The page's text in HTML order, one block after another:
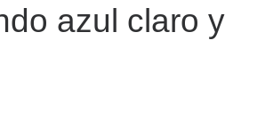
azul claro y